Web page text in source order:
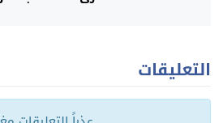
التعليقات